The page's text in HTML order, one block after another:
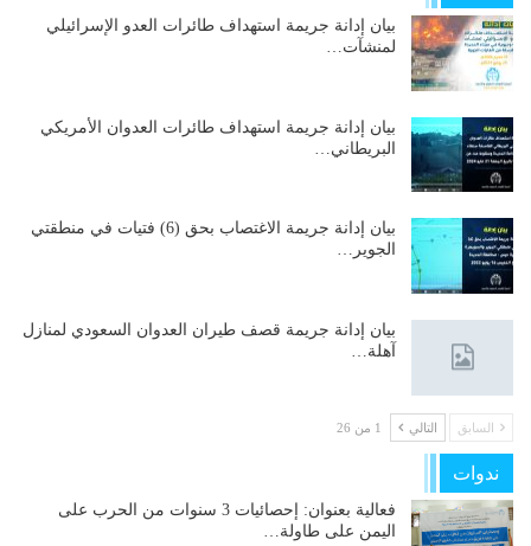
بيان إدانة جريمة استهداف طائرات العدو الإسرائيلي
لمنشآت…
بيان إدانة جريمة استهداف طائرات العدوان الأمريكي
البريطاني…
بيان إدانة جريمة الاغتصاب بحق (6) فتيات في منطقتي
الجوير…
بيان إدانة جريمة قصف طيران العدوان السعودي لمنازل
آهلة…
السابق التالي 1 من 26
ندوات
فعالية بعنوان: إحصائيات 3 سنوات من الحرب على
اليمن على طاولة…